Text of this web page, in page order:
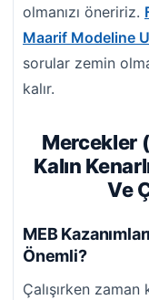
olmanızı öneririz.
Maarif Modeline
sorular zemin
kalır.
Mercekler
Kalın
Ve
MEB
Önemli?
Çalışırken